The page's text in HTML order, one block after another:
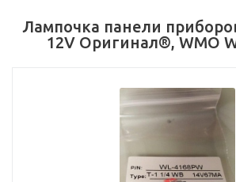
Лампочка панели
12V Оригинал®, WMO